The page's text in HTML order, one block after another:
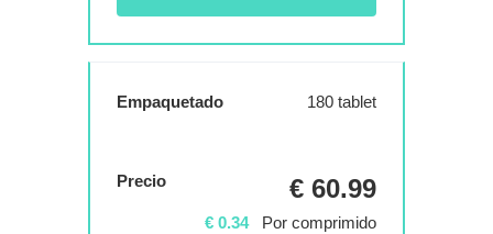
Empaquetado 180 tablet
Precio € 60.99
€ 0.34 Por comprimido